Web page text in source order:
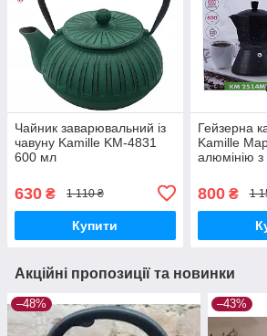
Чайник заварювальний із
чавуну Kamille KM-4831
600 мл
630 ₴ 1 110 ₴
Купити
Гейзерна
Kamille
алюмінію
2514MR
800₴ 1
Акційні пропозиції та новинки
–48% –43%